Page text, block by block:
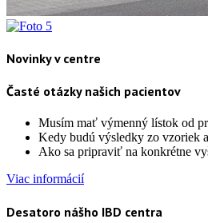
Novinky v centre
Časté otázky našich pacientov
Musím mať výmenný lístok od
Kedy budú výsledky zo vzoriek
Ako sa pripraviť na konkrétne
Viac informácií
Desatoro nášho IBD centra